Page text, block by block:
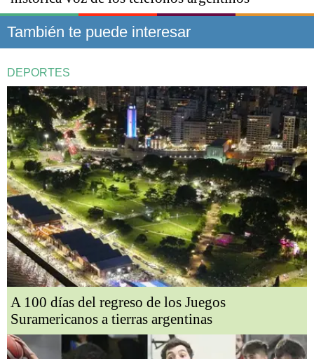
También te puede interesar
DEPORTES
A 100 días del regreso de los Juegos
Suramericanos a tierras argentinas